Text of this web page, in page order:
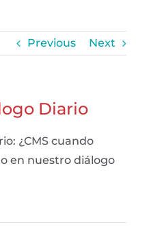
Previous Next
Diario
¿CMS cuando
en nuestro diálogo